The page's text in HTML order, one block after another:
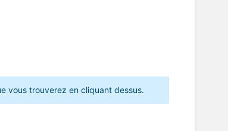
vous trouverez en cliquant dessus.